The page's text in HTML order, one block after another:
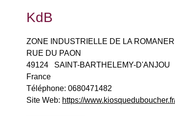
KdB
ZONE INDUSTRIELLE DE LA
RUE DU PAON
49124
SAINT-BARTHELEMY-D'ANJOU
France
Téléphone: 0680471482
Site Web: https://